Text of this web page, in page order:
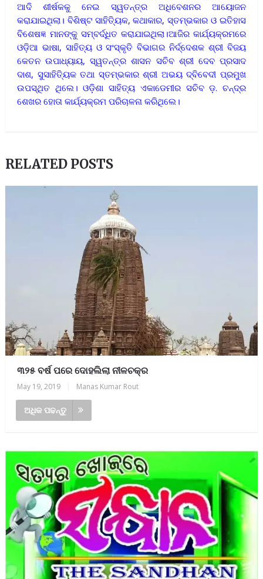
ଆଦି ଶୀର୍ଷକକୁ ନେଇ ସ୍ୱତନ୍ତ୍ର ଅଧିବେଶନର ଆୟୋଜନ
କରାଯାଇଥିଲା। ବିଶିଷ୍ଟ ସାହିତ୍ୟିକ, କଥାକାର, ସ୍ତମ୍ଭକାର ଓ ଇତିହାସ
ବିଶେଷଜ୍ଞ ମାନଙ୍କୁ ସମ୍ବର୍ଦ୍ଧିତ କରାଯାଇଥିଲା।ଆଜିର କାର୍ଯ୍ୟକ୍ରମରେ
ଓଡ଼ିଆ ଭାଷା, ସାହିତ୍ୟ ଓ ସଂସ୍କୃତି ବିଭାଗର ନିର୍ଦ୍ଦେଶକ ଶ୍ରୀ ବିଜୟ
କେତନ ଉପାଧ୍ୟାୟ, ସ୍ୱତନ୍ତ୍ର ଶାସନ ସଚିବ ଶ୍ରୀ ଦେବ ପ୍ରସାଦ
ଦାଶ, ସୁସାହିତ୍ୟିକ ତଥା ସ୍ତମ୍ଭକାର ଶ୍ରୀ ଅଭୟ ଦ୍ବିବେଦୀ ପ୍ରମୁଖ
ଉପସ୍ଥିତ ଥିଲେ। ଓଡ଼ିଶା ସାହିତ୍ୟ ଏକାଡେମୀର ସଚିବ ଡ଼. ଚନ୍ଦ୍ର
ଶେଖର ହୋତା କାର୍ଯ୍ୟକ୍ରମ ପରିଚାଳନା କରିଥିଲେ।
RELATED POSTS
୩୨୫ ବର୍ଷ ପରେ ଦୋହଲିଲା ନୀଳଚକ୍ର
May 19, 2019 Manas Kumar Rout
ଅଧିକ ପଢନ୍ତୁ